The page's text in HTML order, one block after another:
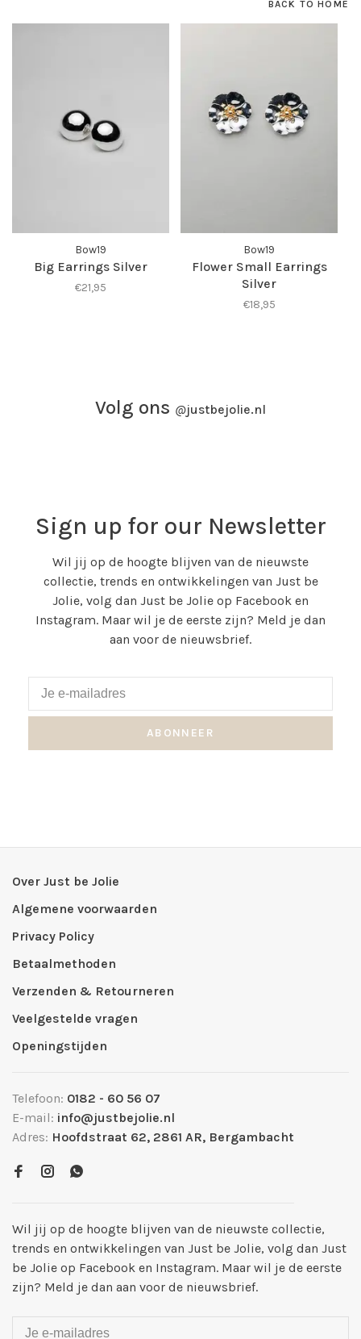
BACK TO HOME
Bow19
Big Earrings Silver
€21,95
Bow19
Flower Small Earrings
Silver
€18,95
Volg ons @justbejolie.nl
Sign up for our Newsletter
Wil jij op de hoogte blijven van de nieuwste
collectie, trends en ontwikkelingen van Just be
Jolie, volg dan Just be Jolie op Facebook en
Instagram. Maar wil je de eerste zijn? Meld je dan
aan voor de nieuwsbrief.
ABONNEER
Over Just be Jolie
Algemene voorwaarden
Privacy Policy
Betaalmethoden
Verzenden & Retourneren
Veelgestelde vragen
Openingstijden
Telefoon: 0182 - 60 56 07
E-mail: info@justbejolie.nl
Adres: Hoofdstraat 62, 2861 AR, Bergambacht
Wil jij op de hoogte blijven van de nieuwste collectie,
trends en ontwikkelingen van Just be Jolie, volg dan Just
be Jolie op Facebook en Instagram. Maar wil je de eerste
zijn? Meld je dan aan voor de nieuwsbrief.